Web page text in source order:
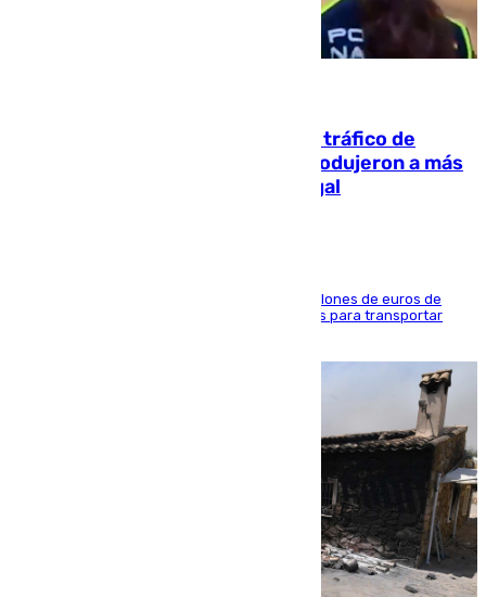
Cae una de las mayores redes de tráfico de
personas y droga en España: introdujeron a más
de 2.000 migrantes de forma ilegal
La organización habría obtenido más de 24 millones de euros de
beneficio y utilizaba las mismas embarcaciones para transportar